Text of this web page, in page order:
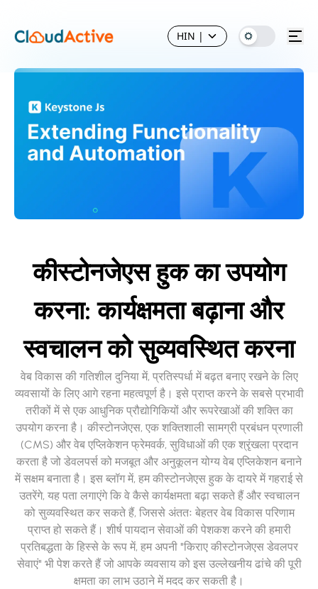
HIN |
कीस्टोनजेएस हुक का उपयोग
करना: कार्यक्षमता बढ़ाना और
स्वचालन को सुव्यवस्थित करना
वेब विकास की गतिशील दुनिया में, प्रतिस्पर्धा में बढ़त बनाए रखने के लिए
व्यवसायों के लिए आगे रहना महत्वपूर्ण है। इसे प्राप्त करने के सबसे प्रभावी
तरीकों में से एक आधुनिक प्रौद्योगिकियों और रूपरेखाओं की शक्ति का
उपयोग करना है। कीस्टोनजेएस, एक शक्तिशाली सामग्री प्रबंधन प्रणाली
(CMS) और वेब एप्लिकेशन फ्रेमवर्क, सुविधाओं की एक श्रृंखला प्रदान
करता है जो डेवलपर्स को मजबूत और अनुकूलन योग्य वेब एप्लिकेशन बनाने
में सक्षम बनाता है। इस ब्लॉग में, हम कीस्टोनजेएस हुक के दायरे में गहराई से
उतरेंगे, यह पता लगाएंगे कि वे कैसे कार्यक्षमता बढ़ा सकते हैं और स्वचालन
को सुव्यवस्थित कर सकते हैं, जिससे अंततः बेहतर वेब विकास परिणाम
प्राप्त हो सकते हैं। शीर्ष पायदान सेवाओं की पेशकश करने की हमारी
प्रतिबद्धता के हिस्से के रूप में, हम अपनी "किराए कीस्टोनजेएस डेवलपर
सेवाएं" भी पेश करते हैं जो आपके व्यवसाय को इस उल्लेखनीय ढांचे की पूरी
क्षमता का लाभ उठाने में मदद कर सकती है।